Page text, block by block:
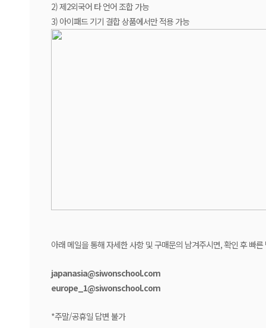
2) 제2외국어 타 언어 조합 가능
3) 아이패드 기기 결합 상품에서만 적용 가능
아래 메일을 통해 자세한 사항 및 구매문의 남겨주시면, 확인 후 빠
japanasia@siwonschool.com
europe_1@siwonschool.com
*주말/공휴일 답변 불가